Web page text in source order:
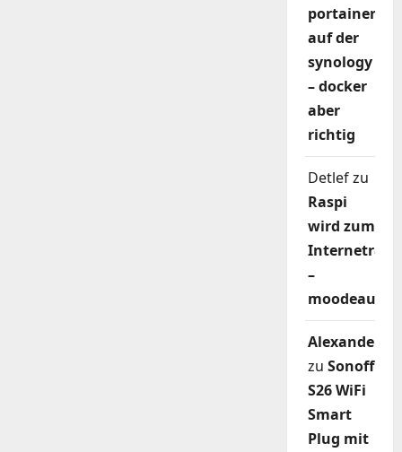
portainer
auf der
synology
– docker
aber
richtig
Detlefzu
Raspi
wird zum
–
moodeaudio
Alexander
zu Sonoff
S26 WiFi
Smart
Plug mit